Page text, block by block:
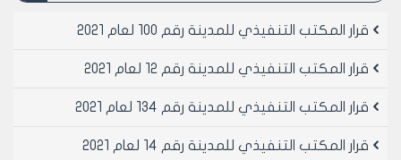
قرار المكتب التنفيذي للمدينة رقم 100 لعام 2021
قرار المكتب التنفيذي للمدينة رقم 12 لعام 2021
قرار المكتب التنفيذي للمدينة رقم 134 لعام 2021
قرار المكتب التنفيذي للمدينة رقم 14 لعام 2021